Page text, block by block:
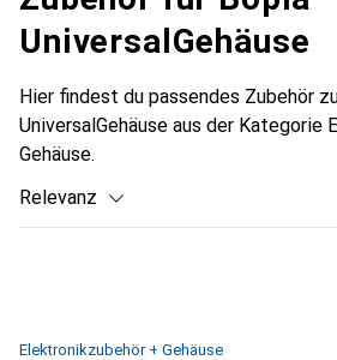
UniversalGehäuse
Hier findest du passendes Zubehör
UniversalGehäuse aus der Kategorie
Gehäuse.
Relevanz
Elektronikzubehör + Gehäuse